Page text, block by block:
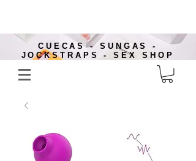
CUECAS - SUNGAS -
JOCKSTRAPS - SEX SHOP